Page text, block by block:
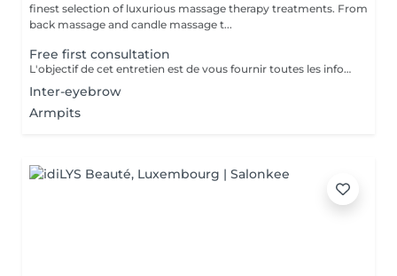
finest selection of luxurious massage therapy treatments. From
back massage and candle massage t...
Free first consultation
L'objectif de cet entretien est de vous fournir toutes les informations concernant votre protocole d'épilation laser mais également d'avoir les renseignements médicaux nécessaire pour pratiquer le laser. Si vous disposez d'un ordonnance médicale et/ou d'un traitement médicamenteux nous vous demandons de les apporter lors de votre 1er RDV.
Inter-eyebrow
Armpits